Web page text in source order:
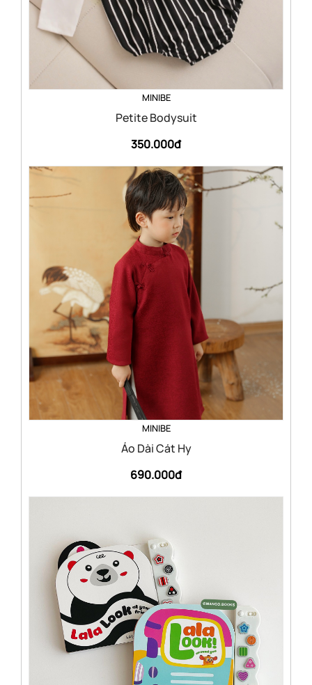
MINIBE
Petite Bodysuit
350.000đ
MINIBE
Áo Dài Cát Hy
690.000đ